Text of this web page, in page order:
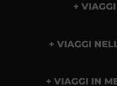
VIAGGI
VIAGGI IN